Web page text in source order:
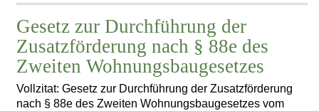
Gesetz zur Durchführung der
Zusatzförderung nach § 88e des
Zweiten Wohnungsbaugesetzes
Vollzitat: Gesetz zur Durchführung der Zusatzförderung
nach § 88e des Zweiten Wohnungsbaugesetzes vom